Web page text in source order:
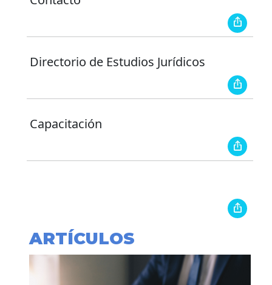
Directorio de Estudios Jurídicos
Capacitación
ARTÍCULOS